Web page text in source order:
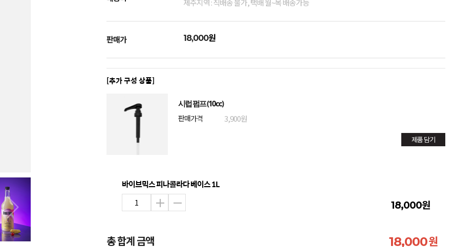
제주지역 : 직배송 불가, 택배 월~목 배송가능
판매가 18,000원
[추가 구성 상품]
시럽 펌프 (10cc)
판매가격
3,900원
제품 담기
바이브믹스 피나콜라다 베이스 1L
18,000원
총 합계 금액 18,000원